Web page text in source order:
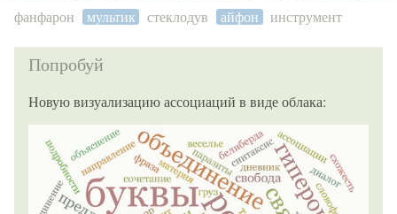
фанфарон
мультик стеклодув айфон инструмент
Попробуй
Новую визуализацию ассоциаций в виде облака: